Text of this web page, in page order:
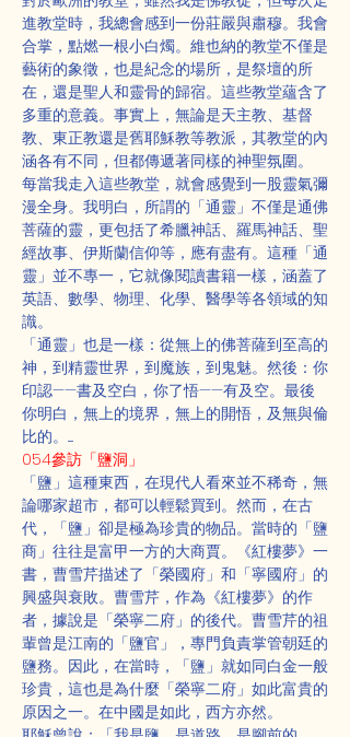
進教堂時，我總會感到一份莊嚴與肅穆。我會
合掌，點燃一根小白燭。維也納的教堂不僅是
藝術的象徵，也是紀念的場所，是祭壇的所
在，還是聖人和靈骨的歸宿。這些教堂蘊含了
多重的意義。事實上，無論是天主教、基督
教、東正教還是舊耶穌教等教派，其教堂的內
涵各有不同，但都傳遞著同樣的神聖氛圍。
每當我走入這些教堂，就會感覺到一股靈氣彌
漫全身。我明白，所謂的「通靈」不僅是通佛
菩薩的靈，更包括了希臘神話、羅馬神話、聖
經故事、伊斯蘭信仰等，應有盡有。這種「通
靈」並不專一，它就像閱讀書籍一樣，涵蓋了
英語、數學、物理、化學、醫學等各領域的知
識。
「通靈」也是一樣：從無上的佛菩薩到至高的
神，到精靈世界，到魔族，到鬼魅。然後：你
印認——書及空白，你了悟——有及空。最後
你明白，無上的境界，無上的開悟，及無與倫
比的。.....
054參訪「鹽洞」
「鹽」這種東西，在現代人看來並不稀奇，無
論哪家超市，都可以輕鬆買到。然而，在古
代，「鹽」卻是極為珍貴的物品。當時的「鹽
商」往往是富甲一方的大商賈。《紅樓夢》一
書，曹雪芹描述了「榮國府」和「寧國府」的
興盛與衰敗。曹雪芹，作為《紅樓夢》的作
者，據說是「榮寧二府」的後代。曹雪芹的祖
輩曾是江南的「鹽官」，專門負責掌管朝廷的
鹽務。因此，在當時，「鹽」就如同白金一般
珍貴，這也是為什麼「榮寧二府」如此富貴的
原因之一。在中國是如此，西方亦然。